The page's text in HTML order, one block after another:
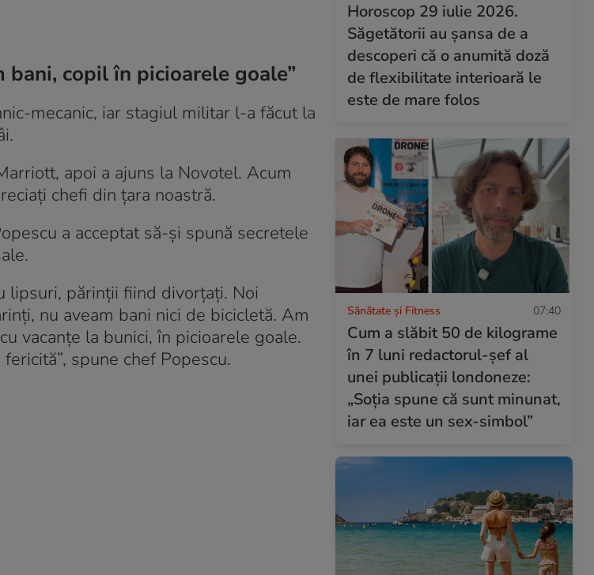
bani, copil în picioarele goale”
mecanic, iar stagiul militar l-a făcut la
apoi a ajuns la Novotel. Acum
chefi din țara noastră.
a acceptat să-și spună secretele
lipsuri, părinții fiind divorțați. Noi
nu aveam bani nici de bicicletă. Am
vacanțe la bunici, în picioarele goale.
spune chef Popescu.
Horoscop 29 iulie 2026.
Săgetătorii au șansa de a
descoperi că o anumită doză
de flexibilitate interioară le
este de mare folos
Sănătate și Fitness 07:40
Cum a slăbit 50 de kilograme
în 7 luni redactorul-șef al
unei publicații londoneze:
„Soția spune că sunt minunat,
iar ea este un sex-simbol”